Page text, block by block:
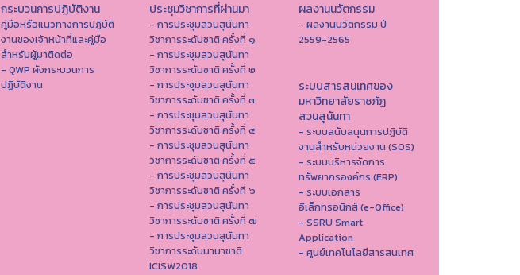
กระบวนการปฏิบัติงาน
คู่มือหรือแนวทางการปฏิบัติ
งานของเจ้าหน้าที่และคู่มือ
สำหรับผู้มาติดต่อ
- QWP ผังกระบวนการ
ปฏิบัติงาน
ประชุมวิชาการที่ผ่านมา
- การประชุมสวนสุนันทา
วิชาการระดับชาติ ครั้งที่ ๑
- การประชุมสวนสุนันทา
วิชาการระดับชาติ ครั้งที่ ๒
- การประชุมสวนสุนันทา
วิชาการระดับชาติ ครั้งที่ ๓
- การประชุมสวนสุนันทา
วิชาการระดับชาติ ครั้งที่ ๔
- การประชุมสวนสุนันทา
วิชาการระดับชาติ ครั้งที่ ๕
- การประชุมสวนสุนันทา
วิชาการระดับชาติ ครั้งที่ ๖
- การประชุมสวนสุนันทา
วิชาการระดับชาติ ครั้งที่ ๗
- การประชุมสวนสุนันทา
วิชาการระดับนานาชาติ
ICISW2018
ผลงานนวัตกรรม
- ผลงานนวัตกรรม ปี
2559-2565
ระบบสารสนเทศของ
มหาวิทยาลัยราชภัฏ
สวนสุนันทา
- ระบบสนับสนุนการปฏิบัติ
งานสำหรับหน่วยงาน (SOS)
- ระบบบริหารจัดการ
ทรัพยากรองค์กร (ERP)
- ระบบเอกสาร
อิเล็กทรอนิกส์ (e-Office)
- SSRU Smart
Application
- ศูนย์เทคโนโลยีสารสนเทศ